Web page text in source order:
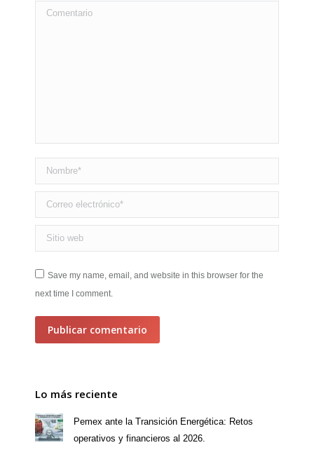
Comentario
Nombre *
Correo electrónico *
Sitio web
Save my name, email, and website in this browser for the
next time I comment.
Publicar comentario
Lo más reciente
Pemex ante la Transición Energética: Retos
operativos y financieros al 2026.